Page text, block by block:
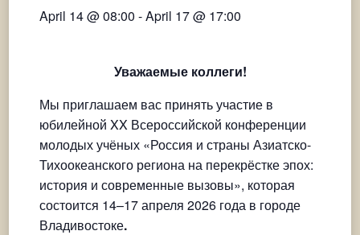
April 14 @ 08:00 -April 17 @ 17:00
Уважаемые коллеги!
Мы приглашаем вас принять участие в
юбилейной XX Всероссийской конференции
молодых учёных «Россия и страны Азиатско-
Тихоокеанского региона на перекрёстке эпох:
история и современные вызовы», которая
состоится 14–17 апреля 2026 года в городе
Владивостоке.